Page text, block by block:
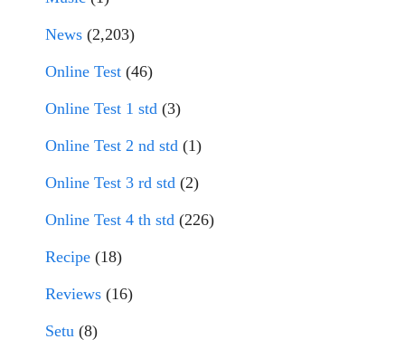
News (2,203)
Online Test (46)
Online Test 1 std (3)
Online Test 2 nd std (1)
Online Test 3 rd std (2)
Online Test 4 th std (226)
Recipe (18)
Reviews (16)
Setu (8)